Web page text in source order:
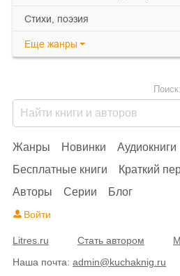
cтихи, поэзия
Еще жанры
Жанры Новинки Аудиокниги
Бесплатные книги
Краткий
Авторы
Серии Блог
Поиск:
Войти
Litres.ru Стать автором
Наша почта: admin@kuchaknig.ru